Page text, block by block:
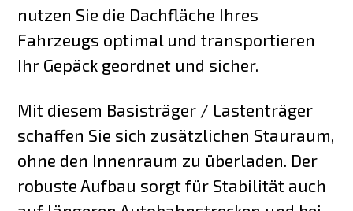
nutzen Sie die Dachfläche Ihres
Fahrzeugs optimal und transportieren
Ihr Gepäck geordnet und sicher.
Mit diesem Basisträger / Lastenträger
schaffen Sie sich zusätzlichen Stauraum,
ohne den Innenraum zu überladen. Der
robuste Aufbau sorgt für Stabilität auch